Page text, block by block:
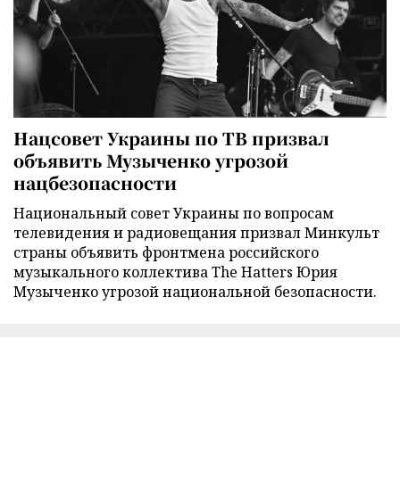
Нацсовет Украины по ТВ призвал
объявить Музыченко угрозой
нацбезопасности
Национальный совет Украины по вопросам
телевидения и радиовещания призвал Минкульт
страны объявить фронтмена российского
музыкального коллектива The Hatters Юрия
Музыченко угрозой национальной безопасности.